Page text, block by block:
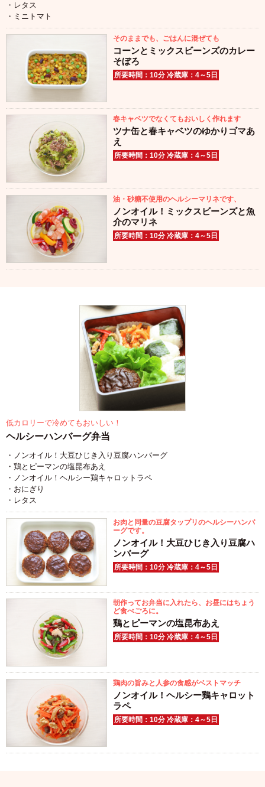
・レタス
・ミニトマト
そのままでも、ごはんに混ぜても
コーンとミックスビーンズのカレー
そぼろ
所要時間：10分 冷蔵庫：4～5日
春キャベツでなくてもおいしく作れます
ツナ缶と春キャベツのゆかりゴマあ
え
所要時間：10分 冷蔵庫：4～5日
油・砂糖不使用のヘルシーマリネです、
ノンオイル！ミックスビーンズと魚
介のマリネ
所要時間：10分 冷蔵庫：4～5日
低カロリーで冷めてもおいしい！
ヘルシーハンバーグ弁当
・ノンオイル！大豆ひじき入り豆腐ハンバーグ
・鶏とピーマンの塩昆布あえ
・ノンオイル！ヘルシー鶏キャロットラペ
・おにぎり
・レタス
お肉と同量の豆腐タップリのヘルシーハンバ
ーグです。
ノンオイル！大豆ひじき入り豆腐ハ
ンバーグ
所要時間：10分 冷蔵庫：4～5日
朝作ってお弁当に入れたら、お昼にはちょう
ど食べごろに。
鶏とピーマンの塩昆布あえ
所要時間：10分 冷蔵庫：4～5日
鶏肉の旨みと人参の食感がベストマッチ
ノンオイル！ヘルシー鶏キャロット
ラペ
所要時間：10分 冷蔵庫：4～5日